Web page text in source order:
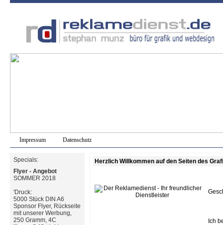
Impressum Datenschutz
Specials:
Flyer - Angebot
SOMMER 2018
'Druck:
5000 Stück DIN A6
Sponsor Flyer, Rückseite
mit unserer Werbung,
250 Gramm, 4C
Herzlich Willkommen auf den Seiten des
Ich